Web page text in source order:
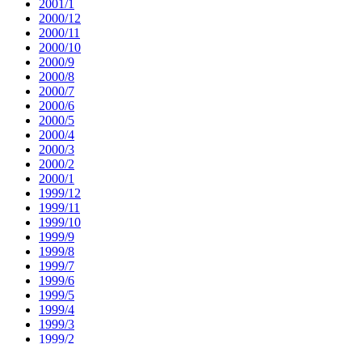
2001/1
2000/12
2000/11
2000/10
2000/9
2000/8
2000/7
2000/6
2000/5
2000/4
2000/3
2000/2
2000/1
1999/12
1999/11
1999/10
1999/9
1999/8
1999/7
1999/6
1999/5
1999/4
1999/3
1999/2